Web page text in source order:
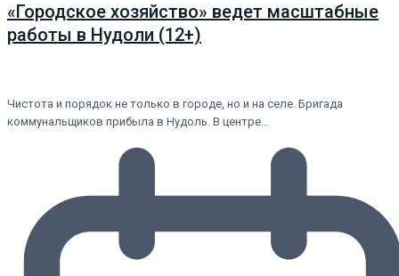
«Городское хозяйство» ведет масштабные
работы в Нудоли (12+)
Чистота и порядок не только в городе, но и на селе. Бригада
коммунальщиков прибыла в Нудоль. В центре…